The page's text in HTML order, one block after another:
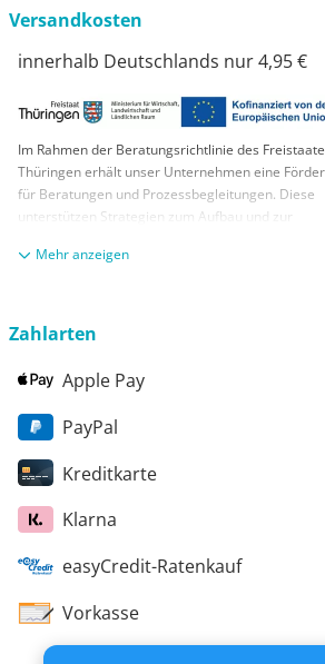
Versandkosten
innerhalb Deutschlands nur 4,95 €
Im Rahmen der Beratungsrichtlinie des
Thüringen erhält unser Unternehmen eine
für Beratungen und Prozessbegleitungen. Diese
unterstützen Strategien zum Aufbau und zur
KMUs. Die daraus resultierenden Ergebnisse und
aus Mitteln des Europäischen Sozialfonds Plus und
anzeigen
Zahlarten
Apple Pay
PayPal
Kreditkarte
Klarna
easyCredit-Ratenkauf
Vorkasse